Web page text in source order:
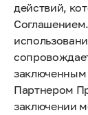
действий,
Партнером
заключении